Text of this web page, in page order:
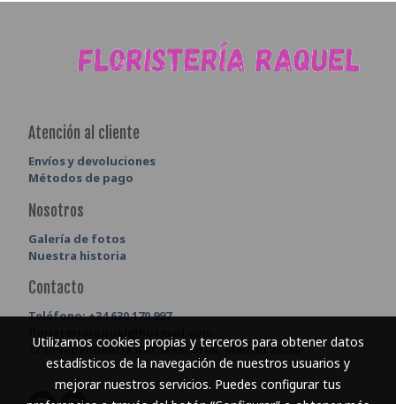
Atención al cliente
Envíos y devoluciones
Métodos de pago
Nosotros
Galería de fotos
Nuestra historia
Contacto
Teléfono:+34 630 170 997
C/ Independencia n30, El Escorial, Madrid 28280
Utilizamos cookies propias y terceros para obtener datos
estadísticos de la navegación de nuestros usuarios y
mejorar nuestros servicios. Puedes configurar tus